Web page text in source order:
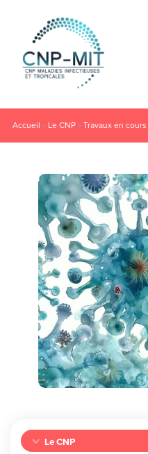
Accueil » Le CNP»Travaux en cours
Le CNP